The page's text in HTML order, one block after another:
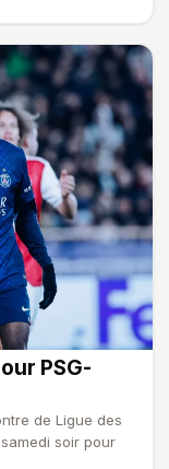
PSG-
de Ligue des
soir pour